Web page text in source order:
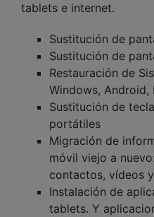
tablets e internet.
Sustitución de
Sustitución de
Restauración de
Windows, Android,
Sustitución de
portátiles
Migración de
móvil viejo a
contactos, vídeos
Instalación de
tablets. Y